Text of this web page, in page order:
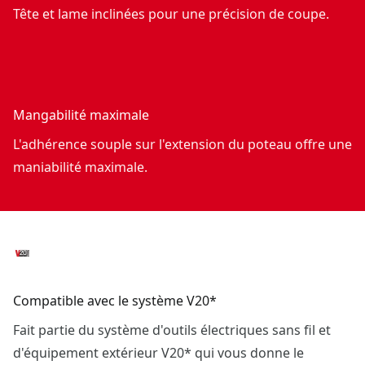
Tête et lame inclinées pour une précision de coupe.
Mangabilité maximale
L'adhérence souple sur l'extension du poteau offre une
maniabilité maximale.
Compatible avec le système V20*
Fait partie du système d'outils électriques sans fil et
d'équipement extérieur V20* qui vous donne le